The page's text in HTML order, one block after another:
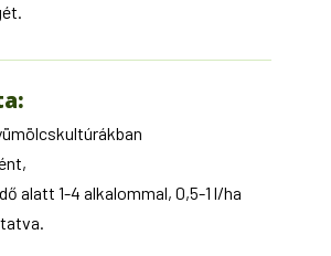
alatt 1-4 alkalommal, 0,5-1 l/ha